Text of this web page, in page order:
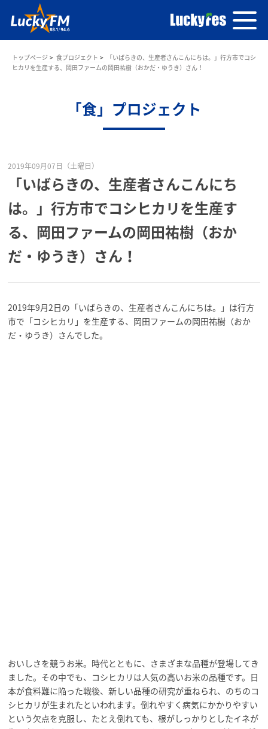
トップページ 食プロジェクト
「いばらきの、生産者さんこんにちは。」行方市でコシ
ヒカリを生産する、岡田ファームの岡田祐樹（おかだ・ゆうき）さん！
「食」プロジェクト
2019年09月07日（土曜日）
「いばらきの、生産者さんこんにち
は。」行方市でコシヒカリを生産す
る、岡田ファームの岡田祐樹（おか
だ・ゆうき）さん！
2019年9月2日の「いばらきの、生産者さんこんにちは。」は行方
市で「コシヒカリ」を生産する、岡田ファームの岡田祐樹（おか
だ・ゆうき）さんでした。
おいしさを競うお米。時代とともに、さまざまな品種が登場してき
ました。その中でも、コシヒカリは人気の高いお米の品種です。日
本が食料難に陥った戦後、新しい品種の研究が重ねられ、のちのコ
シヒカリが生まれたといわれます。倒れやすく病気にかかりやすい
という欠点を克服し、たとえ倒れても、根がしっかりとしたイネが